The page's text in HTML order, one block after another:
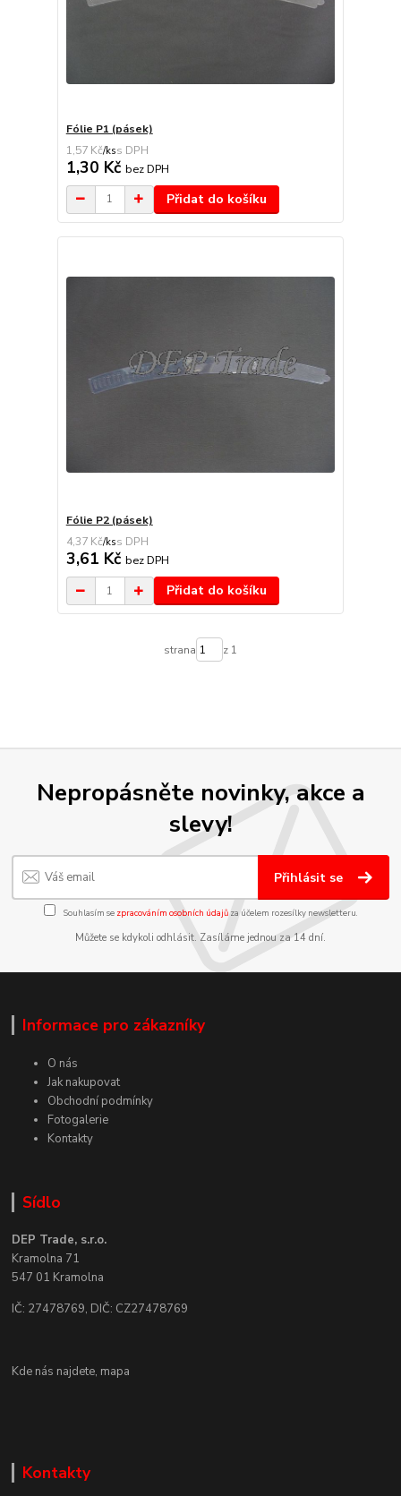
Fólie P1 (pásek)
1,57 Kč/ks
1,30 Kč bez DPH
Přidat do košíku
Fólie P2 (pásek)
4,37 Kč/ks
3,61 Kč bez DPH
Přidat do košíku
strana z 1
Nepropásněte novinky, akce a
slevy!
Přihlásit se
Souhlasím se zpracováním osobních údajůza účelem rozesílky newsletteru.
Můžete se kdykoli odhlásit. Zasíláme jednou za 14 dní.
Informace pro zákazníky
O nás
Jak nakupovat
Obchodní podmínky
Fotogalerie
Kontakty
Sídlo
DEP Trade, s.r.o.
Kramolna 71
547 01 Kramolna
IČ: 27478769, DIČ: CZ27478769
Kde nás najdete, mapa
Kontakty